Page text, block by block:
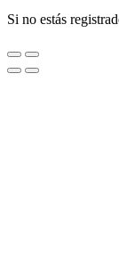
Si no estás